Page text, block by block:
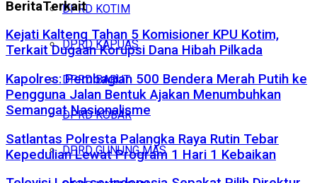
DPRD KOTIM
DPRD KAPUAS
DPRD BARUT
DPRD KOBAR
DPRD GUNUNG MAS
BeritaTerkait
Kejati Kalteng Tahan 5 Komisioner KPU Kotim,
Terkait Dugaan Korupsi Dana Hibah Pilkada
Kapolres: Pembagian 500 Bendera Merah Putih ke
Pengguna Jalan Bentuk Ajakan Menumbuhkan
Semangat Nasionalisme
Satlantas Polresta Palangka Raya Rutin Tebar
Kepedulian Lewat Program 1 Hari 1 Kebaikan